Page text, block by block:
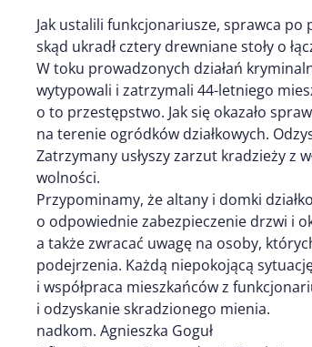
Jak ustalili funkcjonariusze, sprawca
skąd ukradł cztery drewniane stoły o
W toku prowadzonych działań
wytypowali i zatrzymali 44-letniego
o to przestępstwo. Jak się okazało
na terenie ogródków działkowych.
Zatrzymany usłyszy zarzut kradzieży z
wolności.
Przypominamy, że altany i domki
o odpowiednie zabezpieczenie drzwi i
a także zwracać uwagę na osoby,
podejrzenia. Każdą niepokojącą
i współpraca mieszkańców z
i odzyskanie skradzionego mienia.
nadkom. Agnieszka Goguł